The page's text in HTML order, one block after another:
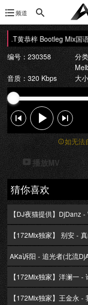
频道
黄恭梓 Bootleg Mix国语
编号：230358
分
音质：320 Kbps 大
如无法
播放MV
猜你喜欢
【DJ夜猫提供】DjDanz
【172Mix独家】 别安 -
AKa诉阳 - 追光者(北流
【172Mix独家】洋澜一